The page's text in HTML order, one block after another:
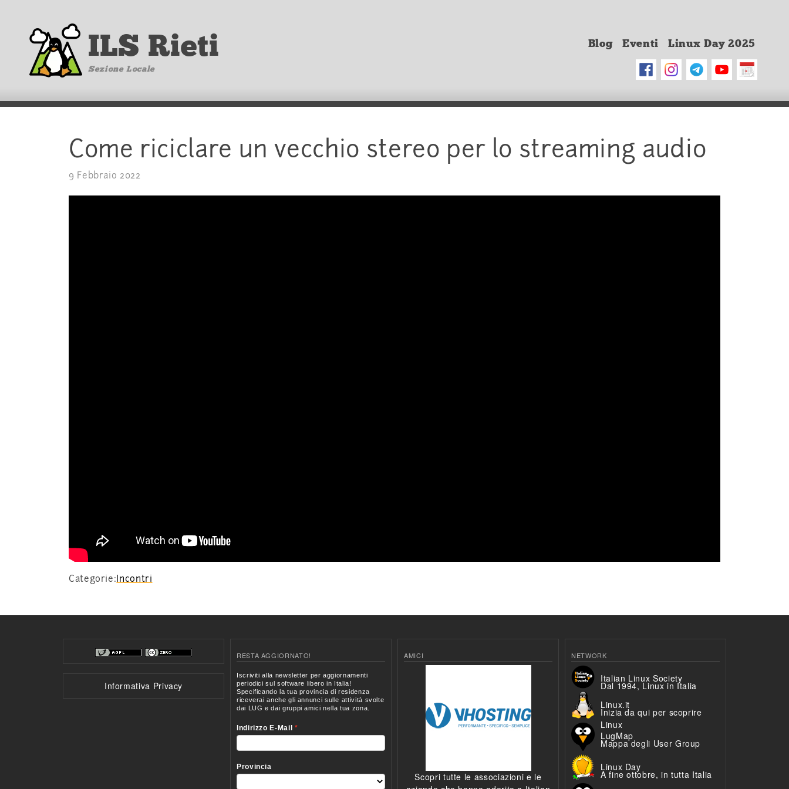
ILS Rieti
Sezione Locale
Blog Eventi Linux Day 2025
Come riciclare un vecchio stereo per lo streaming audio
9 Febbraio 2022
Categorie:Incontri
Informativa Privacy
RESTA AGGIORNATO! AMICI
Scopri tutte le associazioni e le
NETWORK
Italian Linux Society
Dal 1994, Linux in Italia
Linux.it
Inizia da qui per scoprire
Linux
LugMap
Mappa degli User Group
Linux Day
A fine ottobre, in tutta Italia